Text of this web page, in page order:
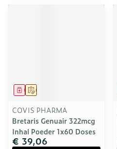
Op voorschrift
Geneesmiddel
COVIS PHARMA
Bretaris Genuair 322mcg
Inhal Poeder 1x60 Doses
€ 39,06